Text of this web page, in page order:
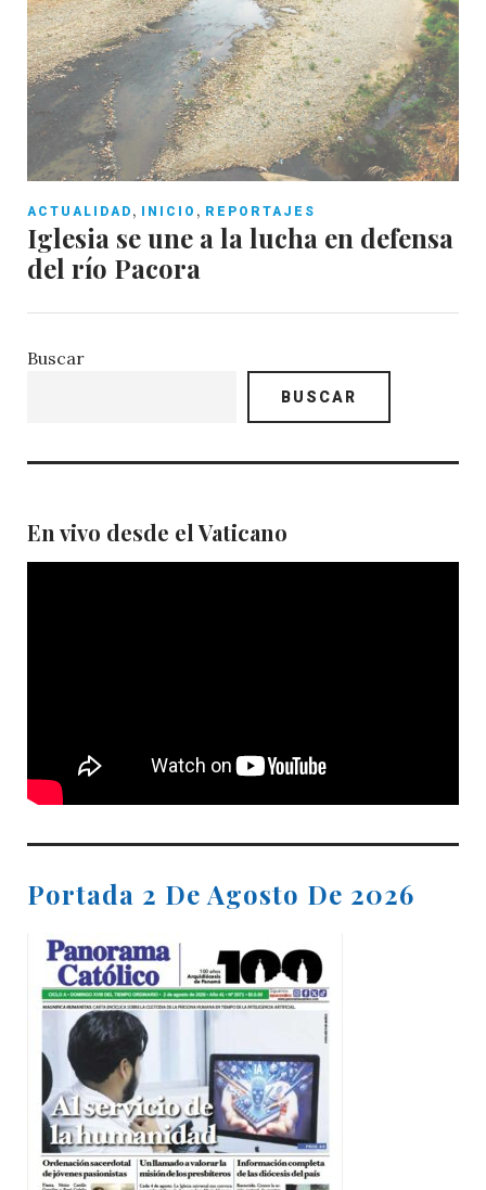
ACTUALIDAD , INICIO , REPORTAJES
Iglesia se une a la lucha en defensa
del río Pacora
Buscar
BUSCAR
En vivo desde el Vaticano
Portada 2 De Agosto De 2026